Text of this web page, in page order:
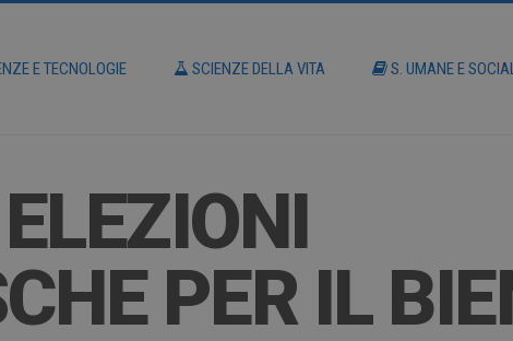
E TECNOLOGIE SCIENZE DELLA VITA S. UMANE E
PER IL